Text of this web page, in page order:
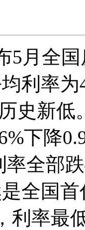
5月全
利率
史新低
下降
全部
全国
利率最